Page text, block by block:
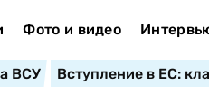
Фото и видео
ВСУ Вступление в ЕС: